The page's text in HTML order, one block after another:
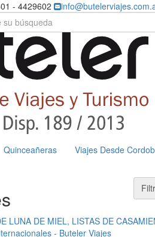
- 4429602
Quinceañeras Viajes Desde